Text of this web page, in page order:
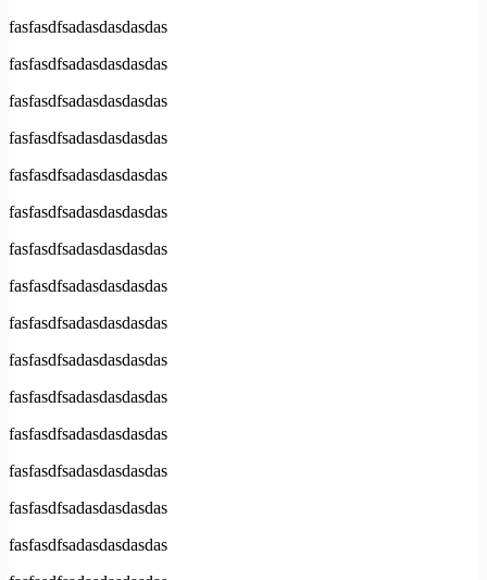
fasfasdfsadasdasdasdas
fasfasdfsadasdasdasdas
fasfasdfsadasdasdasdas
fasfasdfsadasdasdasdas
fasfasdfsadasdasdasdas
fasfasdfsadasdasdasdas
fasfasdfsadasdasdasdas
fasfasdfsadasdasdasdas
fasfasdfsadasdasdasdas
fasfasdfsadasdasdasdas
fasfasdfsadasdasdasdas
fasfasdfsadasdasdasdas
fasfasdfsadasdasdasdas
fasfasdfsadasdasdasdas
fasfasdfsadasdasdasdas